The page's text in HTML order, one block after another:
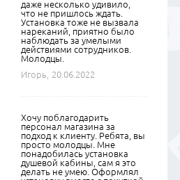
даже несколько удивило,
что не пришлось ждать.
Установка тоже не вызвала
нареканий, приятно было
наблюдать за умелыми
действиями сотрудников.
Молодцы.
Игорь,
20.06.2022
Хочу поблагодарить
персонал магазина за
подход к клиенту. Ребята, вы
просто молодцы. Мне
понадобилась установка
душевой кабины, сам я это
делать не умею. Оформлял